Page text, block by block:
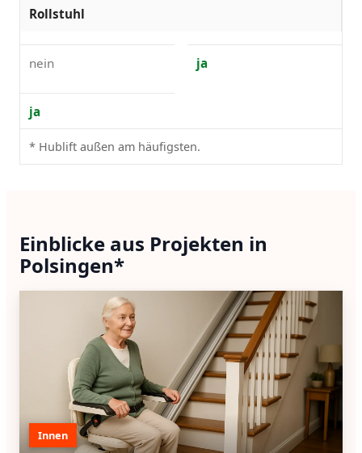
Rollstuhl
nein ja
ja
* Hublift außen am häufigsten.
Einblicke aus Projekten in
Polsingen*
Innen